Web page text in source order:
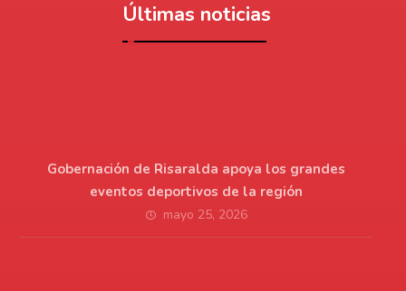
Últimas noticias
Gobernación de Risaralda apoya los grandes
eventos deportivos de la región
mayo 25, 2026